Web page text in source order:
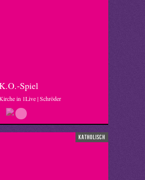
Spiel
in 1Live | Schröder
katholisch